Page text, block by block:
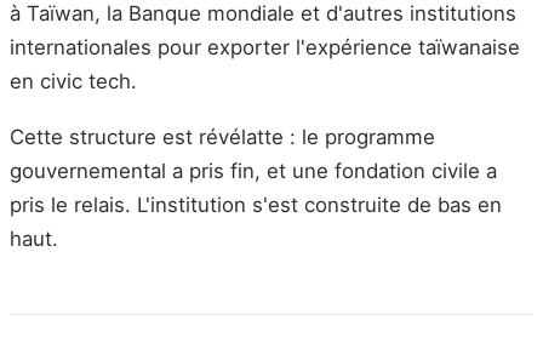
à Taïwan, la Banque mondiale et d'autres institutions
internationales pour exporter l'expérience taïwanaise
en civic tech.
Cette structure est révélatte : le programme
gouvernemental a pris fin, et une fondation civile a
pris le relais. L'institution s'est construite de bas en
haut.